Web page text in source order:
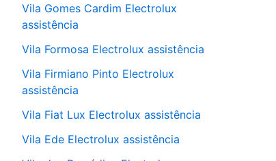
Vila Gomes Cardim Electrolux
assistência
Vila Formosa Electrolux assistência
Vila Firmiano Pinto Electrolux
assistência
Vila Fiat Lux Electrolux assistência
Vila Ede Electrolux assistência